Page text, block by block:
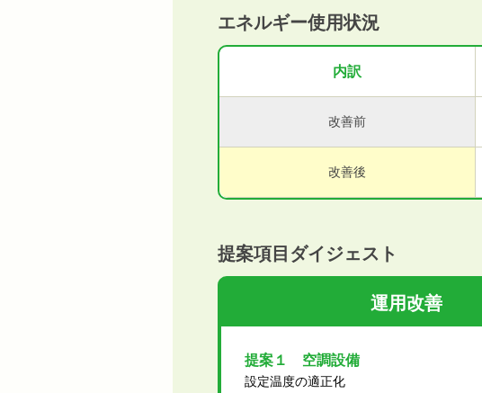
エネルギー使用状況
内訳
改善前
改善後
提案項目ダイジェスト
運用改善
提案１ 空調設備
設定温度の適正化